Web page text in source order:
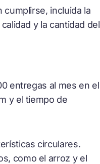
cumplirse, incluida la
y la cantidad del
entregas al mes en el
y el tiempo de
circulares.
como el arroz y el